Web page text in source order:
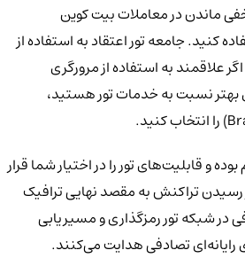
ماندن در معاملات بیت کوین
کنید. جامعه تور اعتقاد به استفاده از
علاقمند به استفاده از مرورگری
بهتر نسبت به خدمات تور هستید،
و قابلیت‌های تور را در اختیار شما قرار
تراکنش به مقصد نهایی ترافیک
در شبکه تور رمزگذاری و مسیریابی
تصادفی هدایت می‌کنند.